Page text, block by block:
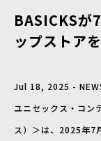
BASICKSが
ップストア
Jul 18, 2025 -
ユニセックス・コン
ス）＞は、2025年7